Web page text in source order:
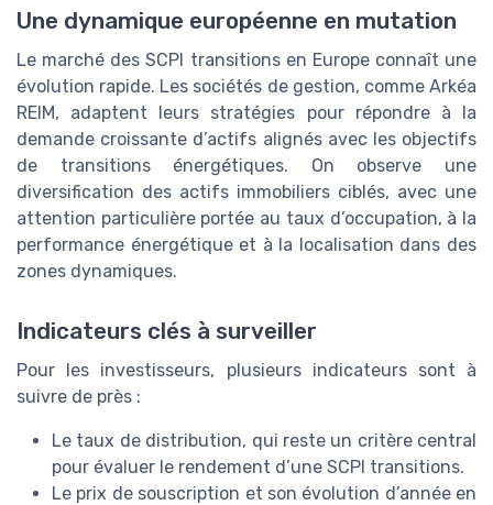
Une dynamique européenne en mutation
Le marché des SCPI transitions en Europe connaît une
évolution rapide. Les sociétés de gestion, comme Arkéa
REIM, adaptent leurs stratégies pour répondre à la
demande croissante d’actifs alignés avec les objectifs
de transitions énergétiques. On observe une
diversification des actifs immobiliers ciblés, avec une
attention particulière portée au taux d’occupation, à la
performance énergétique et à la localisation dans des
zones dynamiques.
Indicateurs clés à surveiller
Pour les investisseurs, plusieurs indicateurs sont à
suivre de près :
Le taux de distribution, qui reste un critère central
pour évaluer le rendement d’une SCPI transitions.
Le prix de souscription et son évolution d’année en